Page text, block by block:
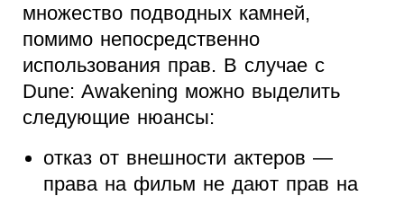
множество подводных камней,
помимо непосредственно
использования прав. В случае с
Dune: Awakening можно выделить
следующие нюансы:
отказ от внешности актеров —
права на фильм не дают прав на